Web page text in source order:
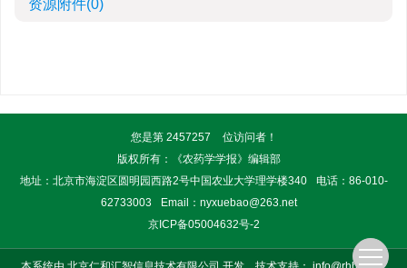
资源附件(0)
您是第 2457257
位访问者！
版权所有：《农药学学报》编辑部
地址：北京市海淀区圆明园西路2号中国农业大学理学楼340
电话：86-010-
62733003
Email： nyxuebao@263.net
京ICP备05004632号-2